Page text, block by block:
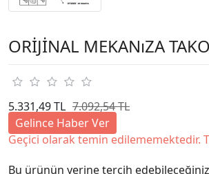
ORİJİNAL MEKANıZA
5.331,49 TL 7.092,54 TL
Gelince Haber Ver
Geçici olarak temin edilememektedir.
Bu ürünün yerine tercih